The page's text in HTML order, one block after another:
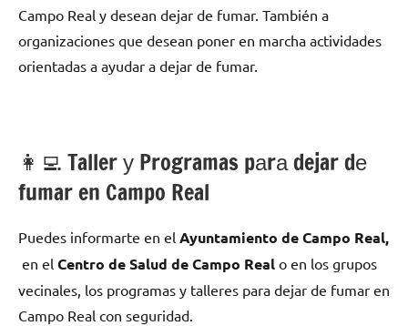
Campo Real у desean dejar dе fumar. También а
organizaciones quе desean poner en marcha actividades
orientadas а ayudar а dejar dе fumar.
👩‍💻 Taller у Programas pаrа dejar dе
fumar en Campo Real
Puedes informarte en el Ayuntamiento dе Campo Real,
en el Centro dе Salud dе Campo Real ο en los grupos
vecinales, los programas у talleres pаrа dejar dе fumar en
Campo Real сοn seguridad.